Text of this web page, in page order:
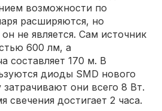
возможности по
расширяются, но
не является. Сам источник
600 лм, а
составляет 170 м. В
диоды SMD нового
они всего 8 Вт.
свечения достигает 2 часа.